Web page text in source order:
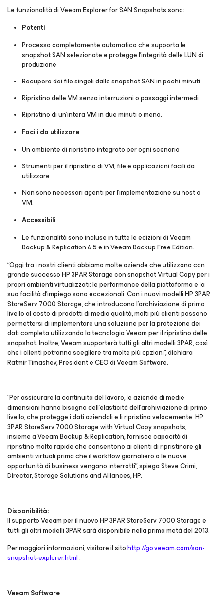
Le funzionalità di Veeam Explorer for SAN Snapshots sono:
Potenti
Processo completamente automatico che supporta le
snapshot SAN selezionate e protegge l’integrità delle LUN di
produzione
Recupero dei file singoli dalle snapshot SAN in pochi minuti
Ripristino delle VM senza interruzioni o passaggi intermedi
Ripristino di un’intera VM in due minuti o meno.
Facili da utilizzare
Un ambiente di ripristino integrato per ogni scenario
Strumenti per il ripristino di VM, file e applicazioni facili da
utilizzare
Non sono necessari agenti per l’implementazione su host o
VM.
Accessibili
Le funzionalità sono incluse in tutte le edizioni di Veeam
Backup & Replication 6.5 e in Veeam Backup Free Edition.
“Oggi tra i nostri clienti abbiamo molte aziende che utilizzano con
grande successo HP 3PAR Storage con snapshot Virtual Copy per i
propri ambienti virtualizzati: le performance della piattaforma e la
sua facilità d’impiego sono eccezionali. Con i nuovi modelli HP 3PAR
StoreServ 7000 Storage, che introducono l’archiviazione di primo
livello al costo di prodotti di media qualità, molti più clienti possono
permettersi di implementare una soluzione per la protezione dei
dati completa utilizzando la tecnologia Veeam per il ripristino delle
snapshot. Inoltre, Veeam supporterà tutti gli altri modelli 3PAR, così
che i clienti potranno scegliere tra molte più opzioni”, dichiara
Ratmir Timashev, President e CEO di Veeam Software.
“Per assicurare la continuità del lavoro, le aziende di medie
dimensioni hanno bisogno dell’elasticità dell’archiviazione di primo
livello, che protegge i dati aziendali e li ripristina velocemente. HP
3PAR StoreServ 7000 Storage with Virtual Copy snapshots,
insieme a Veeam Backup & Replication, fornisce capacità di
ripristino molto rapide che consentono ai clienti di ripristinare gli
ambienti virtuali prima che il workflow giornaliero o le nuove
opportunità di business vengano interrotti”, spiega Steve Crimi,
Director, Storage Solutions and Alliances, HP.
Disponibilità:
Il supporto Veeam per il nuovo HP 3PAR StoreServ 7000 Storage e
tutti gli altri modelli 3PAR sarà disponibile nella prima metà del 2013.
Per maggiori informazioni, visitare il sitohttp://go.veeam.com/san-
snapshot-explorer.html.
Veeam Software